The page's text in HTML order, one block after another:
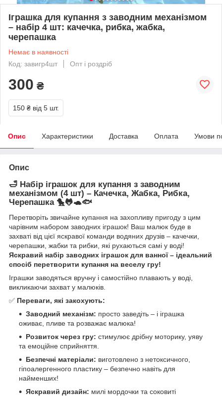
Іграшка для купання з заводним механізмом
– набір 4 шт: качечка, рибка, жабка,
черепашка
Немає в наявності
Код: завигр4шт
Опт і роздріб
300 ₴
150 ₴ від 5 шт.
Опис Характеристики Доставка Оплата Умови
Опис
🛁 Набір іграшок для купання з заводним
механізмом (4 шт) – Качечка, Жабка, Рибка,
Черепашка 🐤🐸🐢🐟
Перетворіть звичайне купання на захопливу пригоду з цим
чарівним набором заводних іграшок! Ваш малюк буде в
захваті від цієї яскравої команди водяних друзів – качечки,
черепашки, жабки та рибки, які рухаються самі у воді!
Яскравий набір заводних іграшок для ванної – ідеальний
спосіб перетворити купання на веселу гру!
Іграшки заводяться вручну і самостійно плавають у воді,
викликаючи захват у малюків.
✅ Переваги, які закохують:
Заводний механізм: просто заведіть – і іграшка
оживає, пливе та розважає малюка!
Розвиток через гру: стимулює дрібну моторику, уяву
та емоційне сприйняття.
Безпечні матеріали: виготовлено з нетоксичного,
гіпоалергенного пластику – безпечно навіть для
найменших!
Яскравий дизайн: милі мордочки та соковиті